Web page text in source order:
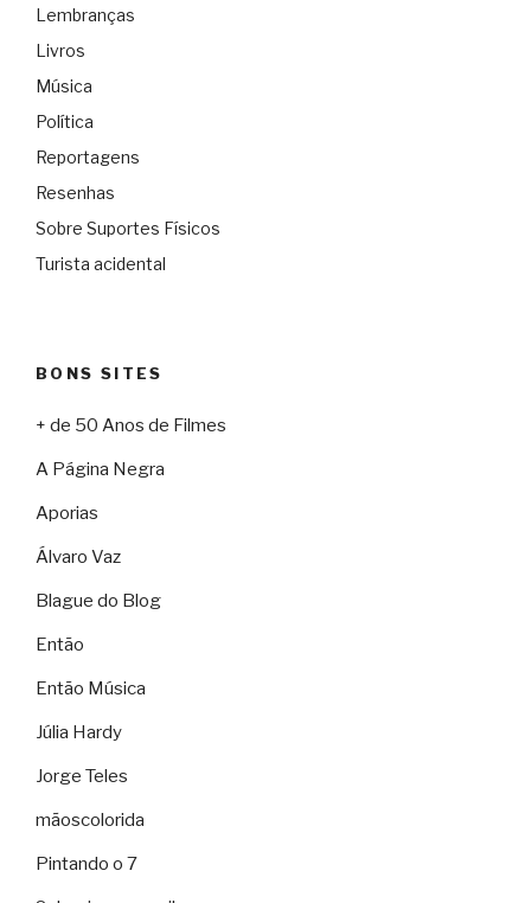
Lembranças
Livros
Música
Política
Reportagens
Resenhas
Sobre Suportes Físicos
Turista acidental
BONS SITES
+ de 50 Anos de Filmes
A Página Negra
Aporias
Álvaro Vaz
Blague do Blog
Então
Então Música
Júlia Hardy
Jorge Teles
mãoscolorida
Pintando o 7